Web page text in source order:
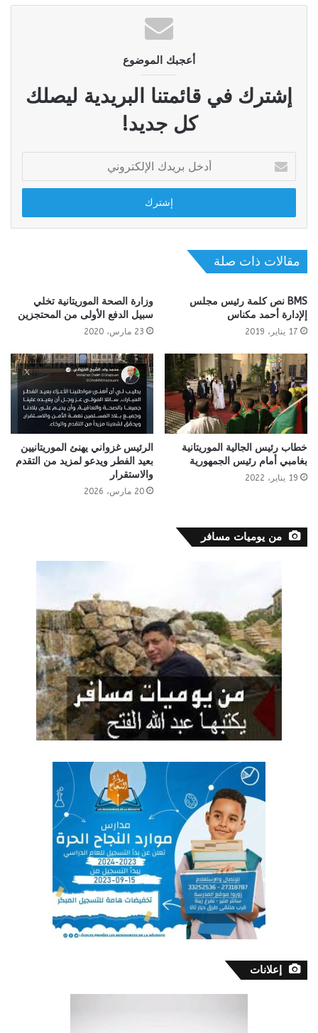
أعجبك الموضوع
إشترك في قائمتنا البريدية ليصلك
كل جديد!
بريدك
الإلكتروني
مقالات ذات صلة
BMS نص كلمة رئيس مجلس
إلإدارة أحمد مكناس
17 يناير، 2019
وزارة الصحة الموريتانية تخلي
سبيل الدفع الأولى من المحتجزين
23 مارس، 2020
خطاب رئيس الجالية الموريتانية
بغامبي أمام رئيس الجمهورية
19 يناير، 2022
الرئيس غزواني يهنئ الموريتانيين
بعيد الفطر ويدعو لمزيد من التقدم
والاستقرار
20 مارس، 2026
من يوميات مسافر
إعلانات